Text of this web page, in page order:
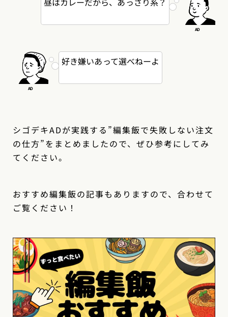
好き嫌いあって選べねーよ
シゴデキADが実践する”編集飯で失敗しない注文
の仕方”をまとめましたので、ぜひ参考にしてみ
てください。
おすすめ編集飯の記事もありますので、合わせて
ご覧ください！